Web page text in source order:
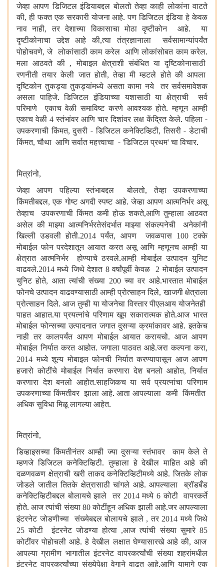
जेव्हा आपण डिजिटल इंडियाबद्दल बोलतो तेव्हा काही लोकांना वाटते
की,ही फक्त एक सरकारी योजना आहे. पण डिजिटल इंडिया हे केवळ
नाव नाही,तर देशाच्या विकासाचा मोठा दृष्टीकोन आहे. या
दृष्टीकोनाचा उद्देश आहे की,त्या तंत्रज्ञानाला सर्वसामान्यांपर्यंत
पोहोचवणे,जे लोकांसाठी काम करेल आणि लोकांसोबत काम करेल.
मला आठवते की ,मोबाइल क्षेत्राशी संबंधित या दृष्टिकोनासाठी
रणनीती तयार केली जात होती,तेव्हा मी म्हटले होते की आपला
दृष्टिकोन तुकड्या तुकड्यांमध्ये असता कामा नये तर सर्वसमावेशक
असला पाहिजे. डिजिटल इंडियाच्या यशासाठी या क्षेत्राची सर्व
परिमाणे एकाच वेळी समाविष्ट करणे आवश्यक होते. म्हणून आम्ही
एकाच वेळी 4 स्तंभांवर आणि चार दिशांवर लक्ष केंद्रित केले. पहिला -
उपकरणाची किंमत,दुसरी - डिजिटल कनेक्टिव्हिटी,तिसरी - डेटाची
किंमत,चौथा आणि सर्वात महत्त्वाचा - 'डिजिटल प्रथम'चा विचार.
मित्रांनो,
जेव्हा आपण पहिल्या स्तंभाबद्दल बोलतो,तेव्हा उपकरणाच्या
किंमतीबद्दल,एक गोष्ट अगदी स्पष्ट आहे. जेव्हा आपण आत्मनिर्भर असू
तेव्हाच उपकरणाची किंमत कमी होऊ शकते,आणि तुम्हाला आठवत
असेल की माझ्या आत्मनिर्भरतेसंदर्भात माझ्या संकल्पनेची अनेकांनी
खिल्ली उडवली होती.2014 पर्यंत, आपण जवळपास 100टक्के
मोबाईल फोन परदेशातून आयात करत असू आणि म्हणूनच आम्ही या
क्षेत्रात आत्मनिर्भर होण्याचे ठरवले.आम्ही मोबाईल उत्पादन युनिट
वाढवले.2014 मध्ये जिथे देशात 8वर्षांपूर्वी केवळ2 मोबाईल उत्पादन
युनिट होते, आता त्यांची संख्या 200च्या वर आहे.भारतात मोबाईल
फोनचे उत्पादन वाढवण्यासाठी आम्ही प्रोत्साहन दिले,खाजगी क्षेत्राला
प्रोत्साहन दिले. आज तुम्ही या योजनेचा विस्तार पीएलआय योजनेतही
पाहत आहात.या प्रयत्नांचे परिणाम खूप सकारात्मक होते.आज भारत
मोबाईल फोन्सच्या उत्पादनात जगात दुसऱ्या क्रमांकावर आहे. इतकेच
नाही तर कालपर्यंत आपण मोबाईल आयात करायचो. आज आपण
मोबाईल निर्यात करत आहोत. जगाला पाठवत आहे.जरा कल्पना करा,
2014 मध्ये शून्य मोबाइल फोनची निर्यात करण्यापासून आज आपण
हजारो कोटींचे मोबाईल निर्यात करणारा देश बनलो आहोत,निर्यात
करणारा देश बनलो आहोत.साहजिकच या सर्व प्रयत्नांचा परिणाम
उपकरणाच्या किंमतीवर झाला आहे. आता आपल्याला कमी किंमतीत
अधिक सुविधा मिळू लागल्या आहेत.
मित्रांनो,
डिव्हाइसच्या किंमतीनंतर आम्ही ज्या दुसऱ्या स्तंभावर काम केले ते
म्हणजे डिजिटल कनेक्टिव्हिटी. तुम्हाला हे देखील माहित आहे की
दळणवळण क्षेत्राची खरी ताकद कनेक्टिव्हिटीमध्ये आहे. जितके लोक
जोडले जातील तितके क्षेत्रासाठी चांगले आहे. आपल्याला ब्रॉडबँड
कनेक्टिव्हिटीबद्दल बोलायचे झाले तर 2014मध्ये 6कोटी वापरकर्ते
होते. आज त्यांची संख्या 80कोटींहून अधिक झाली आहे.जर आपल्याला
इंटरनेट जोडणीच्या संख्येबद्दल बोलायचे झाले ,तर 2014 मध्ये जिथे
25 कोटी इंटरनेट जोडण्या होत्या ,आज त्यांची संख्या सुमारे85
कोटींवर पोहोचली आहे. हे देखील लक्षात घेण्यासारखे आहे की, आज
आपल्या ग्रामीण भागातील इंटरनेट वापरकर्त्यांची संख्या शहरांमधील
इंटरनेट वापरकर्त्यांच्या संख्येपेक्षा वेगाने वाढत आहे.आणि यामागे एक